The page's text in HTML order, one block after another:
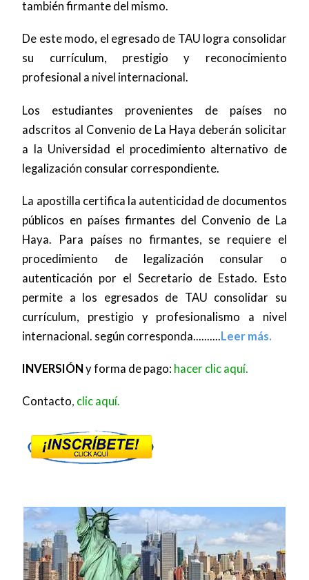
también firmante del mismo.
De este modo, el egresado de TAU logra consolidar
su currículum, prestigio y reconocimiento
profesional a nivel internacional.
Los estudiantes provenientes de países no
adscritos al Convenio de La Haya deberán solicitar
a la Universidad el procedimiento alternativo de
legalización consular correspondiente.
La apostilla certifica la autenticidad de documentos
públicos en países firmantes del Convenio de La
Haya. Para países no firmantes, se requiere el
procedimiento de legalización consular o
autenticación por el Secretario de Estado. Esto
permite a los egresados de TAU consolidar su
currículum, prestigio y profesionalismo a nivel
internacional. según corresponda..........Leer más.
INVERSIÓNy forma de pago: hacer clic aquí.
Contacto, clic aquí.